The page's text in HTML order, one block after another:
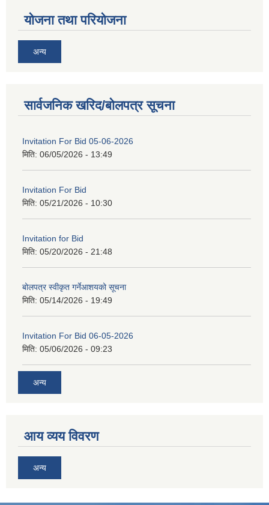
योजना तथा परियोजना
अन्य
सार्वजनिक खरिद/बोलपत्र सूचना
Invitation For Bid 05-06-2026
मिति: 06/05/2026 - 13:49
Invitation For Bid
मिति: 05/21/2026 - 10:30
Invitation for Bid
मिति: 05/20/2026 - 21:48
बोलपत्र स्वीकृत गर्नेआशयको सूचना
मिति: 05/14/2026 - 19:49
Invitation For Bid 06-05-2026
मिति: 05/06/2026 - 09:23
अन्य
आय व्यय विवरण
अन्य